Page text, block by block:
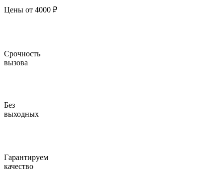
Цены от 4000 ₽
Срочность
вызова
Без
выходных
Гарантируем
качество